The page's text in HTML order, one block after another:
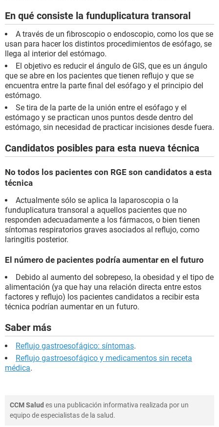
En qué consiste la funduplicatura transoral
A través de un fibroscopio o endoscopio, como los que se
usan para hacer los distintos procedimientos de esófago, se
llega al interior del estómago.
El objetivo es reducir el ángulo de GIS, que es un ángulo
que se abre en los pacientes que tienen reflujo y que se
encuentra entre la parte final del esófago y el principio del
estómago.
Se tira de la parte de la unión entre el esófago y el
estómago y se practican unos puntos desde dentro del
estómago, sin necesidad de practicar incisiones desde fuera.
Candidatos posibles para esta nueva técnica
No todos los pacientes con RGE son candidatos a esta
técnica
Actualmente sólo se aplica la laparoscopia o la
funduplicatura transoral a aquellos pacientes que no
responden adecuadamente a los fármacos, o bien tienen
síntomas respiratorios graves asociados al reflujo, como
laringitis posterior.
El número de pacientes podría aumentar en el futuro
Debido al aumento del sobrepeso, la obesidad y el tipo de
alimentación (ya que hay una relación directa entre estos
factores y reflujo) los pacientes candidatos a recibir esta
técnica podrían aumentar en un futuro.
Saber más
Reflujo gastroesofágico: síntomas.
Reflujo gastroesofágico y medicamentos sin receta
médica.
CCM Salud es una publicación informativa realizada por un
equipo de especialistas de la salud.